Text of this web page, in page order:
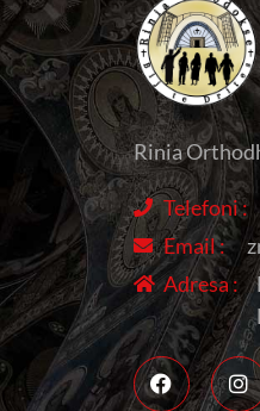
Rinia
Telefoni :
Email :
Adresa :